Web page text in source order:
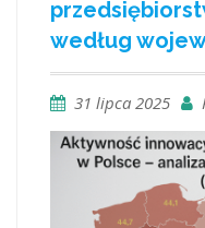
według
31 lipca 2025